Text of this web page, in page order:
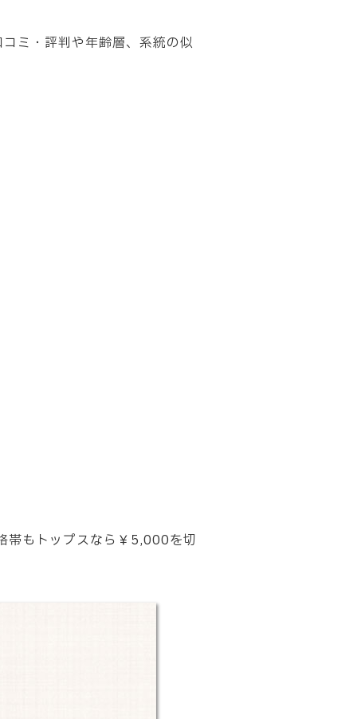
ミ・評判や年齢層、系統の似
帯もトップスなら￥5,000を切